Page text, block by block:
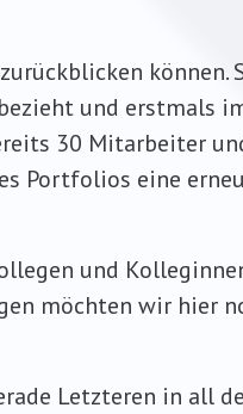
können.
und erstmals
30 Mitarbeiter
Portfolios eine
und
möchten wir hier
Letzteren in all